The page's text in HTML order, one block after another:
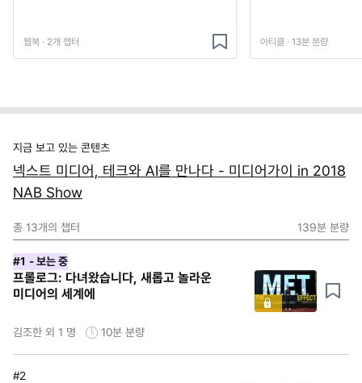
웹북 · 2개 챕터 아티클 · 13분 분량
지금 보고 있는 콘텐츠
넥스트 미디어, 테크와 AI를 만나다 - 미디어가이 in 2018
NAB Show
총 13개의 챕터 139분 분량
#1 - 보는 중
프롤로그: 다녀왔습니다, 새롭고 놀라운
미디어의 세계에
김조한 외 1 명 10분 분량
#2